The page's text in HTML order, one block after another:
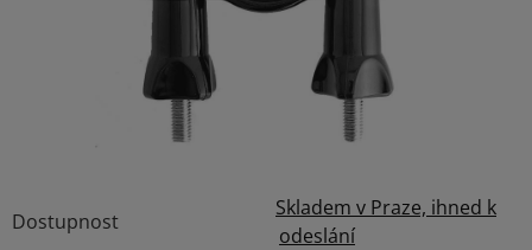
Dostupnost
Skladem v Praze, ihned k
odeslání